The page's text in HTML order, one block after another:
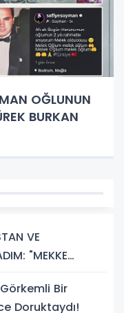
OĞLUNUN
BURKAN
VE
"MEKKE
Bir
Doruktaydı!